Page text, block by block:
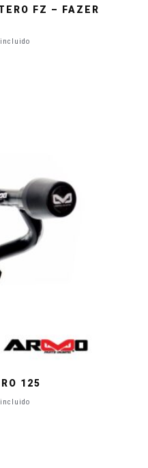
FZ – FAZER
125
incluido